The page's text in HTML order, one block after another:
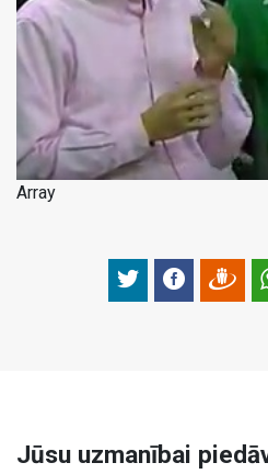
Array
Jūsu uzmanībai